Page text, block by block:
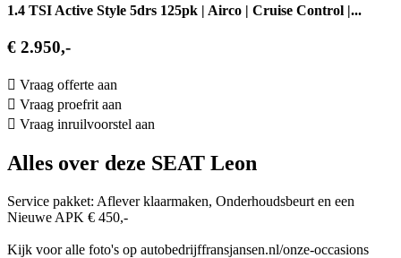
1.4 TSI Active Style 5drs 125pk | Airco | Cruise Control |...
€ 2.950,-
Vraag offerte aan
Vraag proefrit aan
Vraag inruilvoorstel aan
Alles over deze SEAT Leon
Service pakket: Aflever klaarmaken, Onderhoudsbeurt en een
Nieuwe APK € 450,-
Kijk voor alle foto's op autobedrijffransjansen.nl/onze-occasions